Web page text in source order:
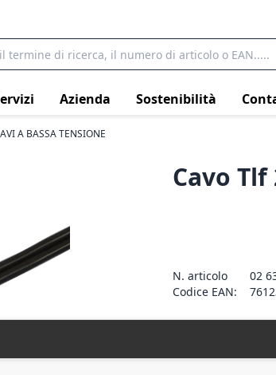
Azienda Sostenibilità
A BASSA TENSIONE
Cavo
N. articolo
02
Codice EAN: